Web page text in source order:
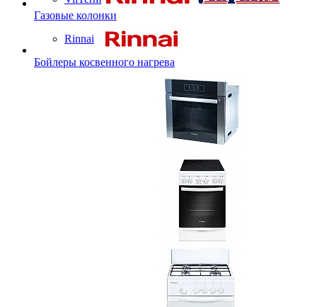
Газовые колонки
Rinnai
Бойлеры косвенного нагрева